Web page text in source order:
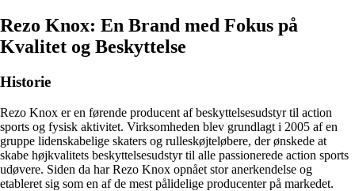
Rezo Knox: En Brand med Fokus på
Kvalitet og Beskyttelse
Historie
Rezo Knox er en førende producent af beskyttelsesudstyr til action
sports og fysisk aktivitet. Virksomheden blev grundlagt i 2005 af en
gruppe lidenskabelige skaters og rulleskøjteløbere, der ønskede at
skabe højkvalitets beskyttelsesudstyr til alle passionerede action sports
udøvere. Siden da har Rezo Knox opnået stor anerkendelse og
etableret sig som en af de mest pålidelige producenter på markedet.